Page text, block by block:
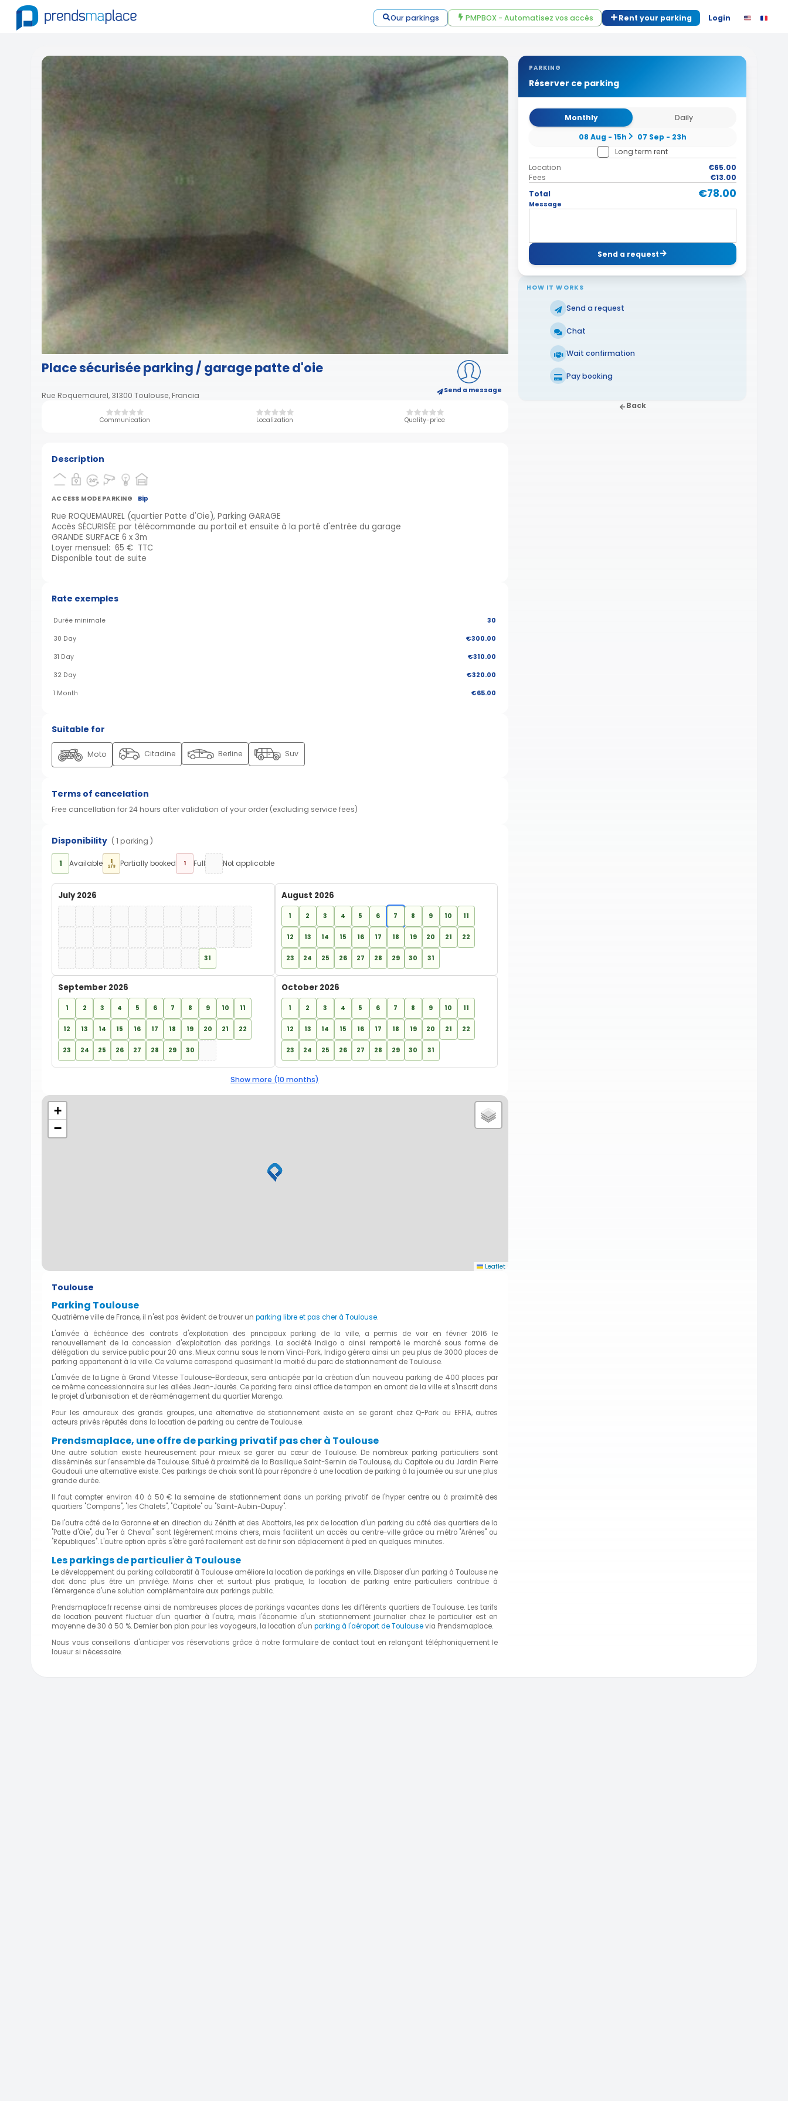
Our parkings PMPBOX - Automatisez vos accès Rent your parking Login
Place sécurisée parking / garage patte d'oie
Rue Roquemaurel, 31300 Toulouse, Francia Send a message
Communication Localization Quality-price
PARKING
Réserver ce parking
Monthly
Daily
08 Aug - 15h
07 Sep - 23h
Long term rent
Location
€65.00
Fees
€13.00
Total
€78.00
Message
Send a request
HOW IT WORKS
Send a request
Chat
Wait confirmation
Pay booking
Back
Description
ACCESS MODE PARKING Bip
Rue ROQUEMAUREL (quartier Patte d'Oie), Parking GARAGE
Accès SÉCURISÉE par télécommande au portail et ensuite à la porté d'entrée du garage
GRANDE SURFACE 6 x 3m
Loyer mensuel: 65 € TTC
Disponible tout de suite
Rate exemples
Durée minimale 30
30 Day €300.00
31 Day €310.00
32 Day €320.00
1 Month €65.00
Suitable for
Moto Citadine Berline Suv
Terms of cancelation
Free cancellation for 24 hours after validation of your order (excluding service fees)
Disponibility ( 1 parking )
1 Available 1
2/3 Partially booked 1 Full Not applicable
July 2026
31
August 2026
1 2 3 4 5 6 7 8 9 10 11
12 13 14 15 16 17 18 19 20 21 22
23 24 25 26 27 28 29 30 31
September 2026
1 2 3 4 5 6 7 8 9 10 11
12 13 14 15 16 17 18 19 20 21 22
23 24 25 26 27 28 29 30
October 2026
1 2 3 4 5 6 7 8 9 10 11
12 13 14 15 16 17 18 19 20 21 22
23 24 25 26 27 28 29 30 31
Show more (10 months)
+
−
Leaflet
Toulouse
Parking Toulouse
Quatrième ville de France, il n'est pas évident de trouver un parking libre et pas cher à Toulouse.
L'arrivée à échéance des contrats d'exploitation des principaux parking de la ville, a permis de voir en février 2016 le
renouvellement de la concession d'exploitation des parkings. La société Indigo a ainsi remporté le marché sous forme de
délégation du service public pour 20 ans. Mieux connu sous le nom Vinci-Park, Indigo gérera ainsi un peu plus de 3000 places de
parking appartenant à la ville. Ce volume correspond quasiment la moitié du parc de stationnement de Toulouse.
L'arrivée de la Ligne à Grand Vitesse Toulouse-Bordeaux, sera anticipée par la création d'un nouveau parking de 400 places par
ce même concessionnaire sur les allées Jean-Jaurès. Ce parking fera ainsi office de tampon en amont de la ville et s'inscrit dans
le projet d'urbanisation et de réaménagement du quartier Marengo.
Pour les amoureux des grands groupes, une alternative de stationnement existe en se garant chez Q-Park ou EFFIA, autres
acteurs privés réputés dans la location de parking au centre de Toulouse.
Prendsmaplace, une offre de parking privatif pas cher à Toulouse
Une autre solution existe heureusement pour mieux se garer au cœur de Toulouse. De nombreux parking particuliers sont
disséminés sur l'ensemble de Toulouse. Situé à proximité de la Basilique Saint-Sernin de Toulouse, du Capitole ou du Jardin Pierre
Goudouli une alternative existe. Ces parkings de choix sont là pour répondre à une location de parking à la journée ou sur une plus
grande durée.
Il faut compter environ 40 à 50 € la semaine de stationnement dans un parking privatif de l'hyper centre ou à proximité des
quartiers "Compans", "les Chalets", "Capitole" ou "Saint-Aubin-Dupuy".
De l'autre côté de la Garonne et en direction du Zénith et des Abattoirs, les prix de location d'un parking du côté des quartiers de la
"Patte d'Oie", du "Fer à Cheval" sont légèrement moins chers, mais facilitent un accès au centre-ville grâce au métro "Arènes" ou
"Républiques". L'autre option après s'être garé facilement est de finir son déplacement à pied en quelques minutes.
Les parkings de particulier à Toulouse
Le développement du parking collaboratif à Toulouse améliore la location de parkings en ville. Disposer d'un parking à Toulouse ne
doit donc plus être un privilège. Moins cher et surtout plus pratique, la location de parking entre particuliers contribue à
l'émergence d'une solution complémentaire aux parkings public.
Prendsmaplace.fr recense ainsi de nombreuses places de parkings vacantes dans les différents quartiers de Toulouse. Les tarifs
de location peuvent fluctuer d'un quartier à l'autre, mais l'économie d'un stationnement journalier chez le particulier est en
moyenne de 30 à 50 %. Dernier bon plan pour les voyageurs, la location d'un parking à l'aéroport de Toulousevia Prendsmaplace.
Nous vous conseillons d'anticiper vos réservations grâce à notre formulaire de contact tout en relançant téléphoniquement le
loueur si nécessaire.